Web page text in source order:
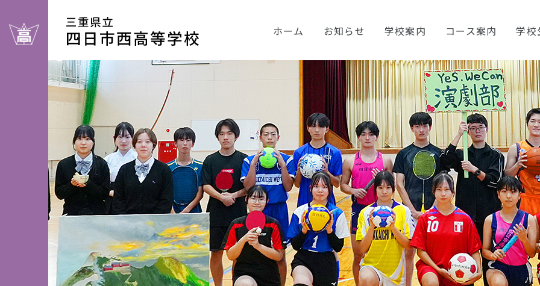
ホーム お知らせ 学校案内 コース案内 学校